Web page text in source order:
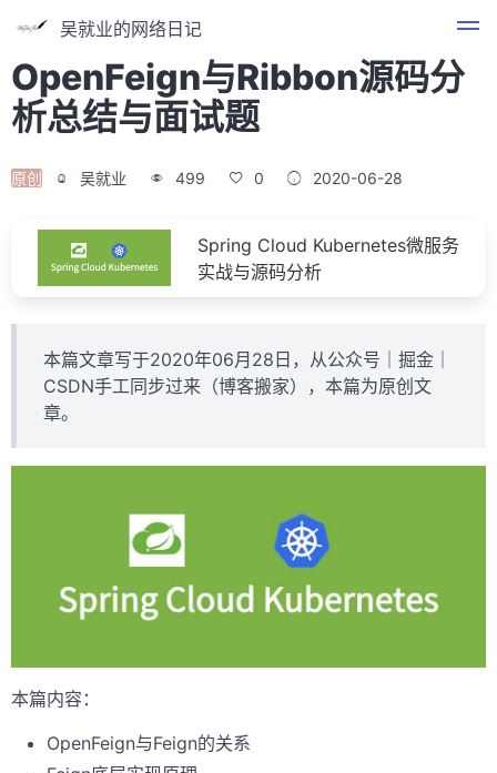
吴就业的网络日记
OpenFeign与Ribbon源码分
析总结与面试题
原创 吴就业 499 0 2020-06-28
Spring Cloud Kubernetes微服务
实战与源码分析
本篇文章写于2020年06月28日，从公众号｜掘金｜
CSDN手工同步过来（博客搬家），本篇为原创文
章。
本篇内容：
OpenFeign与Feign的关系